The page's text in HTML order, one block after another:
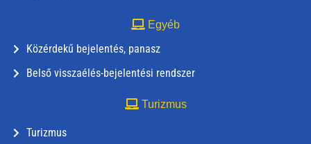
Egyéb
Közérdekű bejelentés, panasz
Belső visszaélés-bejelentési rendszer
Turizmus
Turizmus